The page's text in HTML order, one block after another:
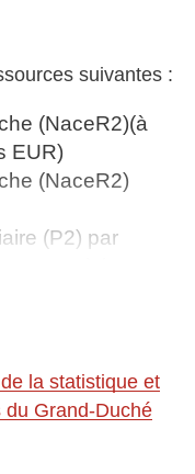
suivantes :
(NaceR2)(à
EUR)
(NaceR2)
(P2) par
(en
chaînés;
prix de base
courants) (en
la statistique et
Grand-Duché